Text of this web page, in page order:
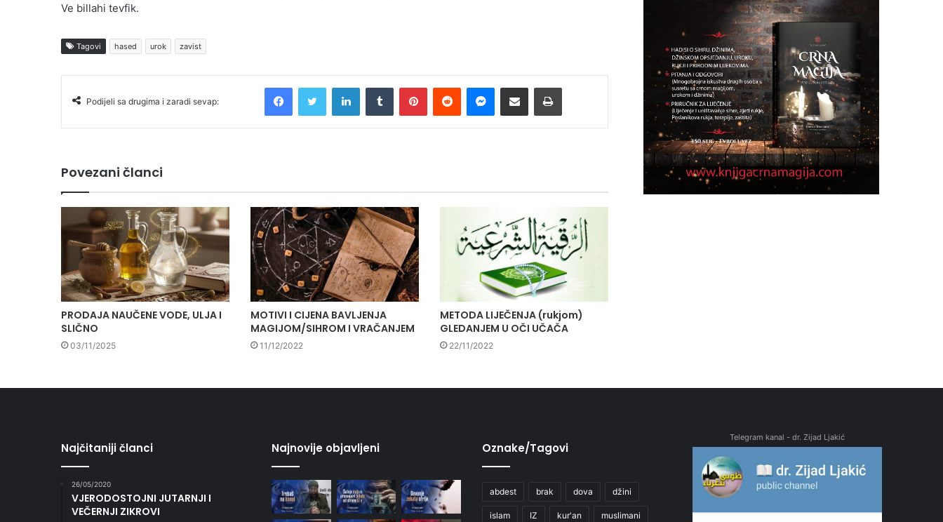
Ve billahi tevfik.
Tagovi hased urok zavist
Podijeli sa drugima i zaradi sevap:
Povezani članci
PRODAJA NAUČENE VODE, ULJA I
SLIČNO
03/11/2025
MOTIVI I CIJENA BAVLJENJA
MAGIJOM/SIHROM I VRAČANJEM
11/12/2022
METODA LIJEČENJA (rukjom)
GLEDANJEM U OČI UČAČA
22/11/2022
Najčitaniji članci
26/05/2020
VJERODOSTOJNI JUTARNJI I
VEČERNJI ZIKROVI
Najnovije objavljeni Oznake/Tagovi
abdest brak dova džini
islam IZ kur'an muslimani
Telegram kanal - dr. Zijad Ljakić